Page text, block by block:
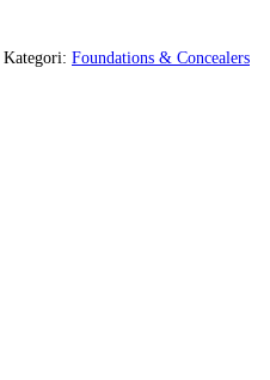
er:
Kategori: Foundations & Concealers